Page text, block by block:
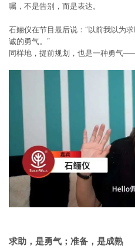
嘱，不是告别，而是表达。
石鲡仪在节目最后说：“以前我以为
诚的勇气。”
同样地，提前规划，也是一种勇气
求助，是勇气；准备，是成熟